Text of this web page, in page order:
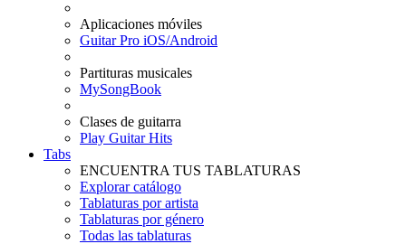
Aplicaciones móviles
Guitar Pro iOS/Android
Partituras musicales
MySongBook
Clases de guitarra
Play Guitar Hits
Tabs
ENCUENTRA TUS TABLATURAS
Explorar catálogo
Tablaturas por artista
Tablaturas por género
Todas las tablaturas